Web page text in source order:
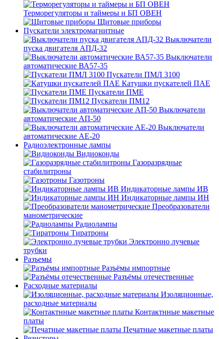
Терморегуляторы и таймеры и БП ОВЕН
Щитовые приборы
Пускатели электромагнитные
Выключатели
пуска двигателя АПД-32
Выключатели
автоматические ВА57-35
Пускатели ПМЛ 3100
Катушки пускателей ПАЕ
Пускатели ПМЕ
Пускатели ПМ12
Выключатели
автоматические АП-50
Выключатели
автоматические АЕ-20
Радиоэлектронные лампы
Видиоконды
Газоразрядные
стабилитроны
Газотроны
Индикаторные лампы ИВ
Индикаторные лампы ИН
Преобразователи
манометрические
Радиолампы
Тиратроны
Электронно лучевые
трубки
Разъемы
Разъёмы импортные
Разъёмы отечественные
Расходные материалы
Изоляционные,
расходные материалы
Контактнные макетные
платы
Печатные макетные платы